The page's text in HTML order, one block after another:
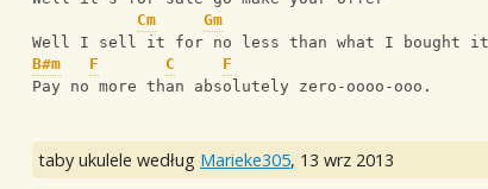
Cm
Gm
Well I sell it for no less than what I bought
B#m
F C
F
Pay no more than absolutely zero-oooo-ooo.
taby ukulele według Marieke305, 13 wrz 2013